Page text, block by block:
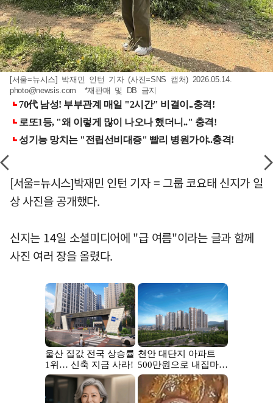
[서울=뉴시스] 박재민 인턴 기자 (사진=SNS 캡처) 2026.05.14.
photo@newsis.com *재판매 및 DB 금지
[서울=뉴시스]박재민 인턴 기자 = 그룹 코요태 신지가 일
상 사진을 공개했다.
신지는 14일 소셜미디어에 "급 여름"이라는 글과 함께
사진 여러 장을 올렸다.